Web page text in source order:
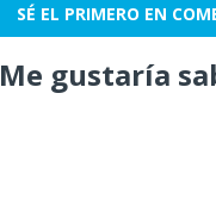
SÉ EL PRIMERO EN
Me gustaría